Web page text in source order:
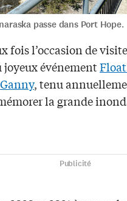
passe dans Port Hope.
fois l’occasion de
joyeux événement
, tenu
la grande
Publicité